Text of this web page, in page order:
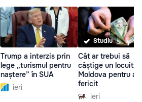
Trump a interzis prin
lege „turismul pentru
naștere” în SUA
ieri
Studiu
Cât ar trebui să
câștige un
Moldova pentru a
fericit
ieri